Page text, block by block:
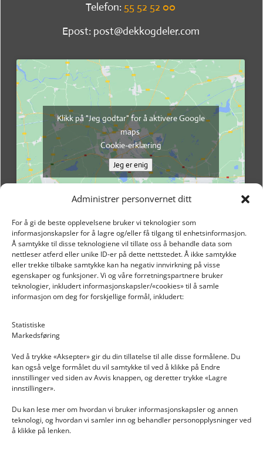
Administrer personvernet ditt
For å gi de beste opplevelsene bruker vi teknologier som
informasjonskapsler for å lagre og/eller få tilgang til enhetsinformasjon.
Å samtykke til disse teknologiene vil tillate oss å behandle data som
nettleser atferd eller unike ID-er på dette nettstedet. Å ikke samtykke
eller trekke tilbake samtykke kan ha negativ innvirkning på visse
egenskaper og funksjoner. Vi og våre forretningspartnere bruker
teknologier, inkludert informasjonskapsler/«cookies» til å samle
informasjon om deg for forskjellige formål, inkludert:
Statistiske
Markedsføring
Ved å trykke «Aksepter» gir du din tillatelse til alle disse formålene. Du
kan også velge formålet du vil samtykke til ved å klikke på Endre
innstillinger ved siden av Avvis knappen, og deretter trykke «Lagre
innstillinger».
Du kan lese mer om hvordan vi bruker informasjonskapsler og annen
teknologi, og hvordan vi samler inn og behandler personopplysninger ved
å klikke på lenken.
Telefon: 55 52 52 00
Epost: post@dekkogdeler.com
Klikk på "Jeg godtar" for å aktivere Google
maps
Cookie-erklæring
Jeg er enig
INFORMASJON